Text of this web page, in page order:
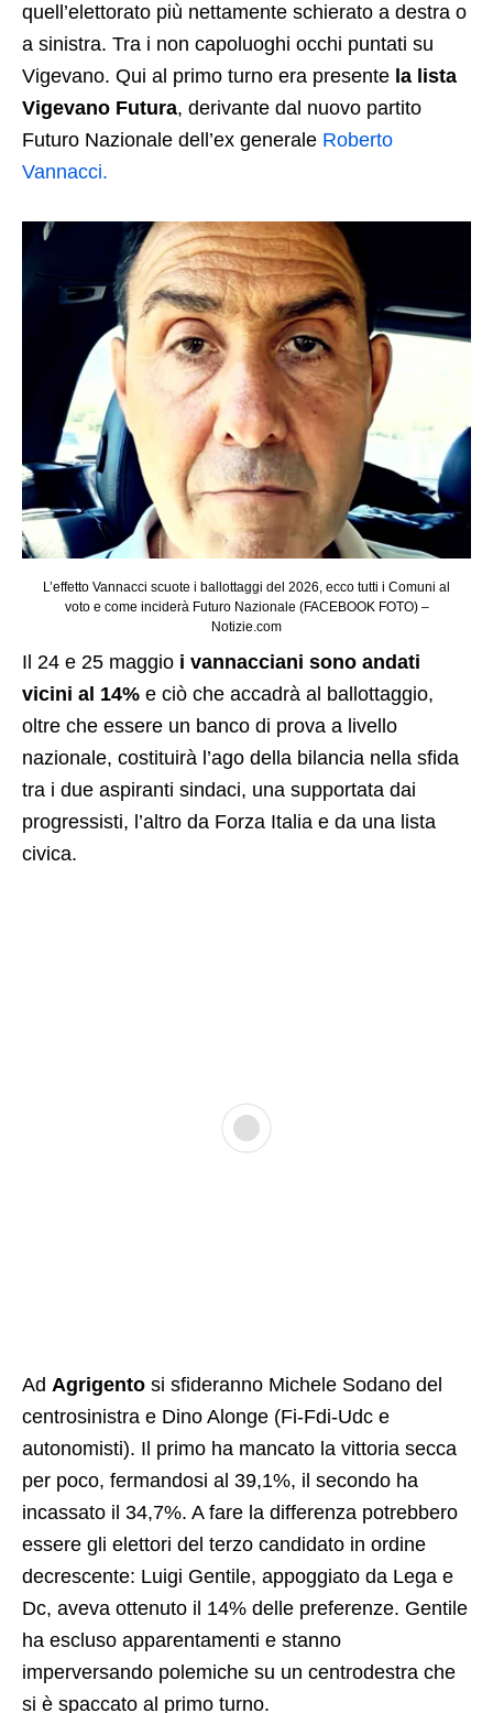
quell’elettorato più nettamente schierato a destra o
a sinistra. Tra i non capoluoghi occhi puntati su
Vigevano. Qui al primo turno era presente la lista
Vigevano Futura, derivante dal nuovo partito
Futuro Nazionale dell’ex generale Roberto
Vannacci.
L’effetto Vannacci scuote i ballottaggi del 2026, ecco tutti i Comuni al
voto e come inciderà Futuro Nazionale (FACEBOOK FOTO) –
Notizie.com
Il 24 e 25 maggio i vannacciani sono andati
vicini al 14% e ciò che accadrà al ballottaggio,
oltre che essere un banco di prova a livello
nazionale, costituirà l’ago della bilancia nella sfida
tra i due aspiranti sindaci, una supportata dai
progressisti, l’altro da Forza Italia e da una lista
civica.
Ad Agrigento si sfideranno Michele Sodano del
centrosinistra e Dino Alonge (Fi-Fdi-Udc e
autonomisti). Il primo ha mancato la vittoria secca
per poco, fermandosi al 39,1%, il secondo ha
incassato il 34,7%. A fare la differenza potrebbero
essere gli elettori del terzo candidato in ordine
decrescente: Luigi Gentile, appoggiato da Lega e
Dc, aveva ottenuto il 14% delle preferenze. Gentile
ha escluso apparentamenti e stanno
imperversando polemiche su un centrodestra che
si è spaccato al primo turno.